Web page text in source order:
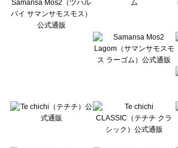
BETTY'S BLUE（べティーズブルー）のバッグ一覧
Wpc.（ワールドパーティー）のバッグ一覧